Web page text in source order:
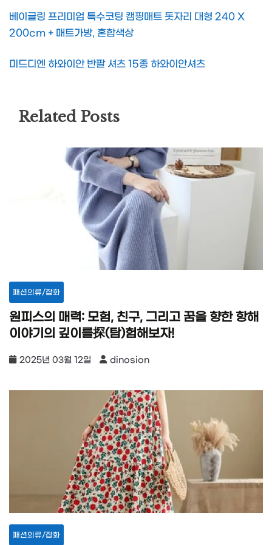
베이글링 프리미엄 특수코팅 캠핑매트 돗자리 대형 240 X
200cm + 매트가방, 혼합색상
미드디엔 하와이안 반팔 셔츠 15종 하와이안셔츠
Related Posts
패션의류/잡화
원피스의 매력: 모험, 친구, 그리고 꿈을 향한 항해
이야기의 깊이를探(탐)험해보자!
2025년 03월 12일 dinosion
패션의류/잡화